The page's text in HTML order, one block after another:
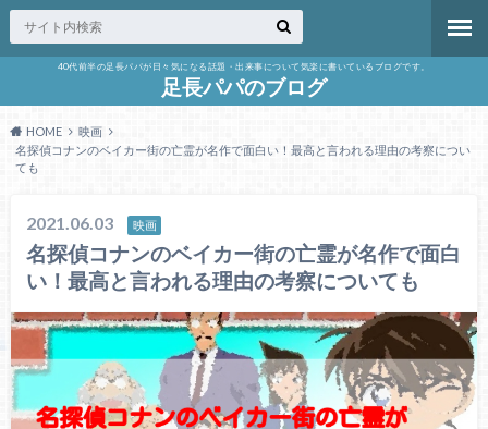
40代前半の足長パパが日々気になる話題・出来事について気楽に書いているブログです。
足長パパのブログ
HOME
映画
名探偵コナンのベイカー街の亡霊が名作で面白い！最高と言われる理由の考察につい
ても
2021.06.03 映画
名探偵コナンのベイカー街の亡霊が名作で面白
い！最高と言われる理由の考察についても